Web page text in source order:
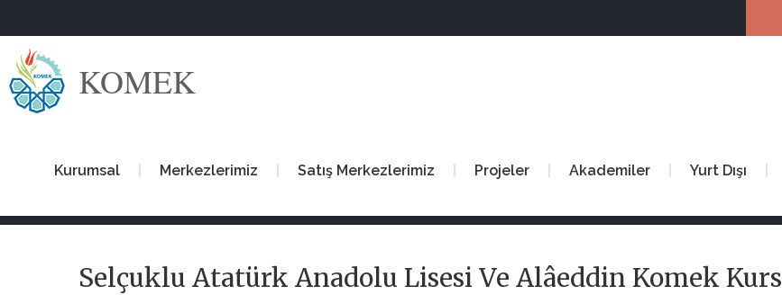
KOMEK
Kurumsal Merkezlerimiz Satış Merkezlerimiz Projeler Akademiler Yurt Dışı
Selçuklu Atatürk Anadolu Lisesi Ve Alâeddin Komek Kurs